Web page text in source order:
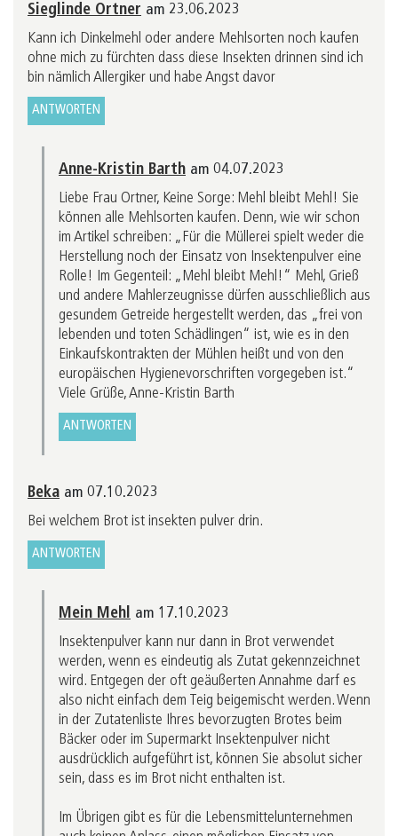
Sieglinde Ortner am 23.06.2023
Kann ich Dinkelmehl oder andere Mehlsorten noch kaufen
ohne mich zu fürchten dass diese Insekten drinnen sind ich
bin nämlich Allergiker und habe Angst davor
ANTWORTEN
Anne-Kristin Barth am 04.07.2023
Liebe Frau Ortner, Keine Sorge: Mehl bleibt Mehl! Sie
können alle Mehlsorten kaufen. Denn, wie wir schon
im Artikel schreiben: „Für die Müllerei spielt weder die
Herstellung noch der Einsatz von Insektenpulver eine
Rolle! Im Gegenteil: „Mehl bleibt Mehl!“ Mehl, Grieß
und andere Mahlerzeugnisse dürfen ausschließlich aus
gesundem Getreide hergestellt werden, das „frei von
lebenden und toten Schädlingen“ ist, wie es in den
Einkaufskontrakten der Mühlen heißt und von den
europäischen Hygienevorschriften vorgegeben ist.“
Viele Grüße, Anne-Kristin Barth
ANTWORTEN
Beka am 07.10.2023
Bei welchem Brot ist insekten pulver drin.
ANTWORTEN
Mein Mehl am 17.10.2023
Insektenpulver kann nur dann in Brot verwendet
werden, wenn es eindeutig als Zutat gekennzeichnet
wird. Entgegen der oft geäußerten Annahme darf es
also nicht einfach dem Teig beigemischt werden. Wenn
in der Zutatenliste Ihres bevorzugten Brotes beim
Bäcker oder im Supermarkt Insektenpulver nicht
ausdrücklich aufgeführt ist, können Sie absolut sicher
sein, dass es im Brot nicht enthalten ist.
Im Übrigen gibt es für die Lebensmittelunternehmen